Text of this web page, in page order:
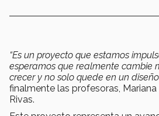
“Es un proyecto que estamos
esperamos que realmente cambie
crecer y no solo quede en un
finalmente las profesoras,
Rivas.